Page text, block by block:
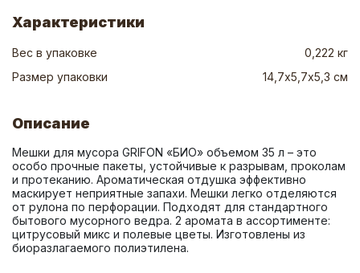
Характеристики
Вес в упаковке
0,222 кг
Размер упаковки
14,7х5,7х5,3 см
Описание
Мешки для мусора GRIFON «БИО» объемом 35 л – это
особо прочные пакеты, устойчивые к разрывам, проколам
и протеканию. Ароматическая отдушка эффективно
маскирует неприятные запахи. Мешки легко отделяются
от рулона по перфорации. Подходят для стандартного
бытового мусорного ведра. 2 аромата в ассортименте:
цитрусовый микс и полевые цветы. Изготовлены из
биоразлагаемого полиэтилена.